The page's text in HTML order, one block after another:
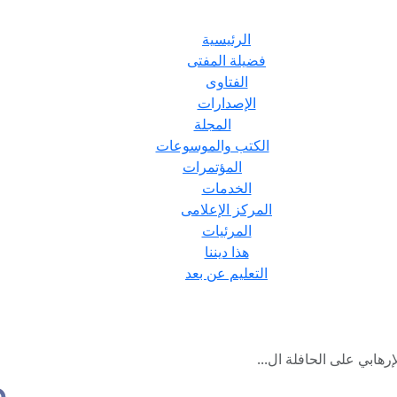
الرئيسية
فضيلة المفتى
الفتاوى
الإصدارات
المجلة
الكتب والموسوعات
المؤتمرات
الخدمات
المركز الإعلامى
المرئيات
هذا ديننا
التعليم عن بعد
على الحافلة ال...